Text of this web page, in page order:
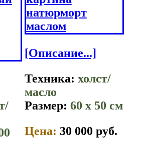
[Описание...]
Техника: холст/
масло
Размер: 60 x 50 см
Цена: 30 000 руб.